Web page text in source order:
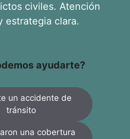
civiles. Atención
estrategia clara.
ayudarte?
un accidente de
tránsito
una cobertura